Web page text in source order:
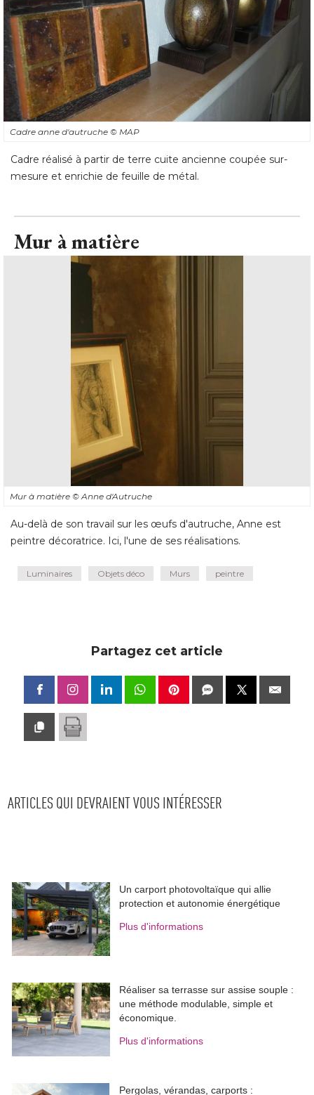
Cadre anne d'autruche © MAP
Cadre réalisé à partir de terre cuite ancienne coupée sur-
mesure et enrichie de feuille de métal.
Mur à matière
Mur à matière © Anne d'Autruche
Au-delà de son travail sur les œufs d'autruche, Anne est
peintre décoratrice. Ici, l'une de ses réalisations.
Luminaires Objets déco Murs peintre
Partagez cet article
ARTICLES QUI DEVRAIENT VOUS INTÉRESSER
Un carport photovoltaïque qui allie
protection et autonomie énergétique
Plus d'informations
Réaliser sa terrasse sur assise souple :
une méthode modulable, simple et
économique.
Plus d'informations
Pergolas, vérandas, carports :